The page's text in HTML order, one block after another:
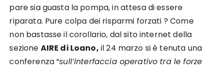
pare sia guasta la pompa, in attesa di essere
riparata. Pure colpa dei risparmi forzati ? Come
non bastasse il corollario, dal sito internet della
sezione AIRE di Loano, il 24 marzo si è tenuta una
conferenza “sull’interfaccia operativo tra le forze